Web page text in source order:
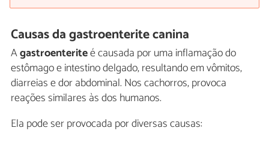
Causas da gastroenterite canina
Agastroenteriteé causada por uma inflamação do
estômago e intestino delgado, resultando em vômitos,
diarreias e dor abdominal. Nos cachorros, provoca
reações similares às dos humanos.
Ela pode ser provocada por diversas causas: